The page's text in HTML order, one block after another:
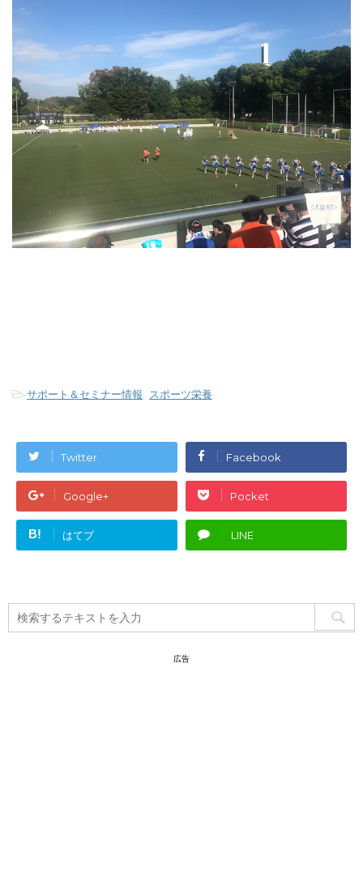
-サポート＆セミナー情報, スポーツ栄養
Twitter Facebook
Google+ Pocket
B! はてブ LINE
広告